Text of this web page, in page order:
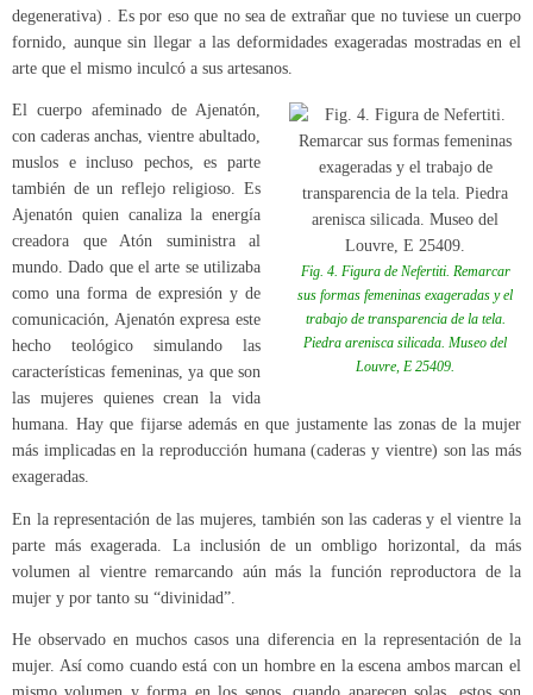
degenerativa) . Es por eso que no sea de extrañar que no tuviese un cuerpo
fornido, aunque sin llegar a las deformidades exageradas mostradas en el
arte que el mismo inculcó a sus artesanos.
Fig. 4. Figura de Nefertiti. Remarcar
sus formas femeninas exageradas y el
trabajo de transparencia de la tela.
Piedra arenisca silicada. Museo del
Louvre, E 25409.
El cuerpo afeminado de Ajenatón,
con caderas anchas, vientre abultado,
muslos e incluso pechos, es parte
también de un reflejo religioso. Es
Ajenatón quien canaliza la energía
creadora que Atón suministra al
mundo. Dado que el arte se utilizaba
como una forma de expresión y de
comunicación, Ajenatón expresa este
hecho teológico simulando las
características femeninas, ya que son
las mujeres quienes crean la vida
humana. Hay que fijarse además en que justamente las zonas de la mujer
más implicadas en la reproducción humana (caderas y vientre) son las más
exageradas.
En la representación de las mujeres, también son las caderas y el vientre la
parte más exagerada. La inclusión de un ombligo horizontal, da más
volumen al vientre remarcando aún más la función reproductora de la
mujer y por tanto su “divinidad”.
He observado en muchos casos una diferencia en la representación de la
mujer. Así como cuando está con un hombre en la escena ambos marcan el